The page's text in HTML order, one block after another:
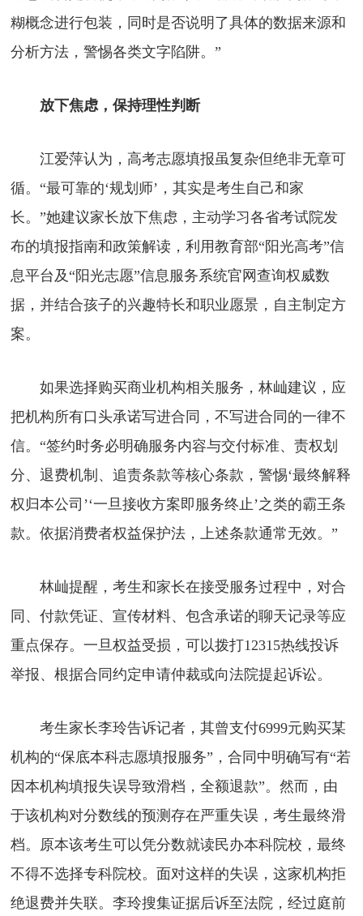
糊概念进行包装，同时是否说明了具体的数据来源和
分析方法，警惕各类文字陷阱。”
放下焦虑，保持理性判断
江爱萍认为，高考志愿填报虽复杂但绝非无章可
循。“最可靠的‘规划师’，其实是考生自己和家
长。”她建议家长放下焦虑，主动学习各省考试院发
布的填报指南和政策解读，利用教育部“阳光高考”信
息平台及“阳光志愿”信息服务系统官网查询权威数
据，并结合孩子的兴趣特长和职业愿景，自主制定方
案。
如果选择购买商业机构相关服务，林屾建议，应
把机构所有口头承诺写进合同，不写进合同的一律不
信。“签约时务必明确服务内容与交付标准、责权划
分、退费机制、追责条款等核心条款，警惕‘最终解释
权归本公司’‘一旦接收方案即服务终止’之类的霸王条
款。依据消费者权益保护法，上述条款通常无效。”
林屾提醒，考生和家长在接受服务过程中，对合
同、付款凭证、宣传材料、包含承诺的聊天记录等应
重点保存。一旦权益受损，可以拨打12315热线投诉
举报、根据合同约定申请仲裁或向法院提起诉讼。
考生家长李玲告诉记者，其曾支付6999元购买某
机构的“保底本科志愿填报服务”，合同中明确写有“若
因本机构填报失误导致滑档，全额退款”。然而，由
于该机构对分数线的预测存在严重失误，考生最终滑
档。原本该考生可以凭分数就读民办本科院校，最终
不得不选择专科院校。面对这样的失误，这家机构拒
绝退费并失联。李玲搜集证据后诉至法院，经过庭前